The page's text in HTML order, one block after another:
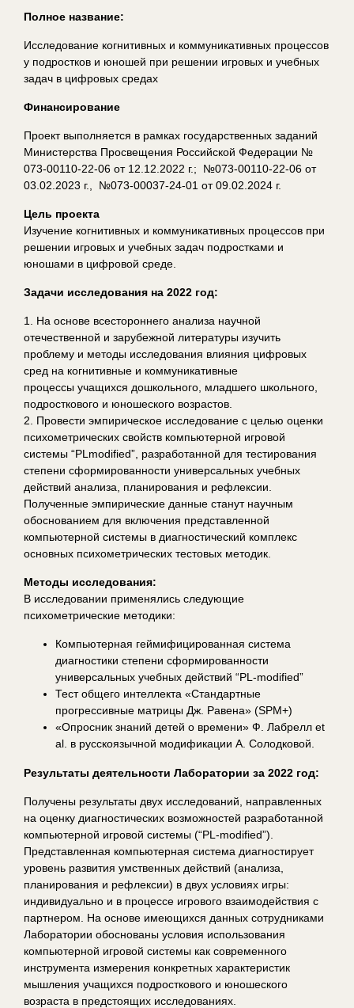
Полное название:
Исследование когнитивных и коммуникативных процессов
у подростков и юношей при решении игровых и учебных
задач в цифровых средах
Финансирование
Проект выполняется в рамках государственных заданий
Министерства Просвещения Российской Федерации №
073-00110-22-06 от 12.12.2022 г.; №073-00110-22-06 от
03.02.2023 г., №073-00037-24-01 от 09.02.2024 г.
Цель проекта
Изучение когнитивных и коммуникативных процессов при
решении игровых и учебных задач подростками и
юношами в цифровой среде.
Задачи исследования на 2022 год:
1. На основе всестороннего анализа научной
отечественной и зарубежной литературы изучить
проблему и методы исследования влияния цифровых
сред на когнитивные и коммуникативные
процессы учащихся дошкольного, младшего школьного,
подросткового и юношеского возрастов.
2. Провести эмпирическое исследование с целью оценки
психометрических свойств компьютерной игровой
системы “PLmodified”, разработанной для тестирования
степени сформированности универсальных учебных
действий анализа, планирования и рефлексии.
Полученные эмпирические данные станут научным
обоснованием для включения представленной
компьютерной системы в диагностический комплекс
основных психометрических тестовых методик.
Методы исследования:
В исследовании применялись следующие
психометрические методики:
Компьютерная геймифицированная система
диагностики степени сформированности
универсальных учебных действий “PL-modified”
Тест общего интеллекта «Стандартные
прогрессивные матрицы Дж. Равена» (SPM+)
«Опросник знаний детей о времени» Ф. Лабрелл et
al. в русскоязычной модификации А. Солодковой.
Результаты деятельности Лаборатории за 2022 год:
Получены результаты двух исследований, направленных
на оценку диагностических возможностей разработанной
компьютерной игровой системы (“PL-modified”).
Представленная компьютерная система диагностирует
уровень развития умственных действий (анализа,
планирования и рефлексии) в двух условиях игры:
индивидуально и в процессе игрового взаимодействия с
партнером. На основе имеющихся данных сотрудниками
Лаборатории обоснованы условия использования
компьютерной игровой системы как современного
инструмента измерения конкретных характеристик
мышления учащихся подросткового и юношеского
возраста в предстоящих исследованиях.